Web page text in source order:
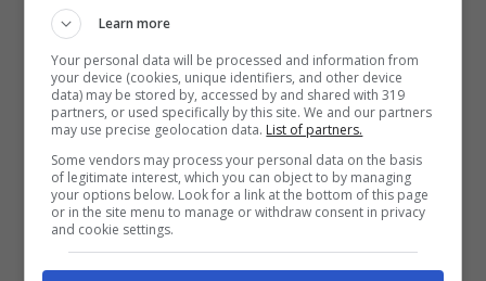
Learn more
Your personal data will be processed and information from
your device (cookies, unique identifiers, and other device
data) may be stored by, accessed by and shared with 319
partners, or used specifically by this site. We and our partners
may use precise geolocation data. List of partners.
Some vendors may process your personal data on the basis
of legitimate interest, which you can object to by managing
your options below. Look for a link at the bottom of this page
or in the site menu to manage or withdraw consent in privacy
and cookie settings.